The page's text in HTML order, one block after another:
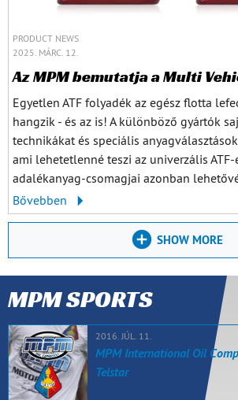
PRODUCT NEWS
2025. MÁRC. 12.
Az MPM bemutatja a Multi
Egyetlen ATF folyadék az egész flotta
hangzik - és az is! A különböző gyártók
technikákat és speciális
ami lehetetlenné teszi az univerzális ATF-
adalékanyag-csomagjai azonban
Bővebben
SHOW MORE
MPM SPORTS
2016. JÚL. 11.
MPM International Oil
Telstar